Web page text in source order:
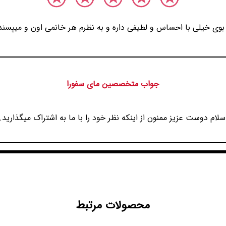
خیلی با احساس و لطیفی داره و به نظرم هر خانمی اون و
جواب متخصصین مای سفورا
سلام دوست عزیز ممنون از اینکه نظر خود را با ما به اشتراک میگذارید.
محصولات مرتبط